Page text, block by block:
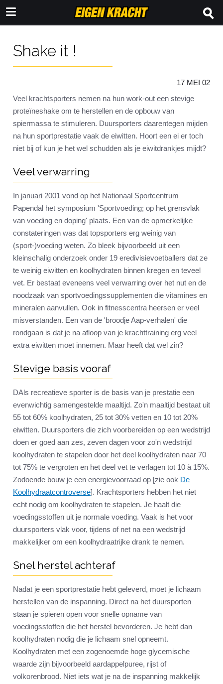
Shake it !
17 MEI 02
Veel krachtsporters nemen na hun work-out een stevige
proteïneshake om te herstellen en de opbouw van
spiermassa te stimuleren. Duursporters daarentegen mijden
na hun sportprestatie vaak de eiwitten. Hoort een ei er toch
niet bij of kun je het wel schudden als je eiwitdrankjes mijdt?
Veel verwarring
In januari 2001 vond op het Nationaal Sportcentrum
Papendal het symposium 'Sportvoeding; op het grensvlak
van voeding en doping' plaats. Een van de opmerkelijke
constateringen was dat topsporters erg weinig van
(sport-)voeding weten. Zo bleek bijvoorbeeld uit een
kleinschalig onderzoek onder 19 eredivisievoetballers dat ze
te weinig eiwitten en koolhydraten binnen kregen en teveel
vet. Er bestaat eveneens veel verwarring over het nut en de
noodzaak van sportvoedingssupplementen die vitamines en
mineralen aanvullen. Ook in fitnesscentra heersen er veel
misverstanden. Een van de 'broodje Aap-verhalen' die
rondgaan is dat je na afloop van je krachttraining erg veel
extra eiwitten moet innemen. Maar heeft dat wel zin?
Stevige basis vooraf
DAls recreatieve sporter is de basis van je prestatie een
evenwichtig samengestelde maaltijd. Zo'n maaltijd bestaat uit
55 tot 60% koolhydraten, 25 tot 30% vetten en 10 tot 20%
eiwitten. Duursporters die zich voorbereiden op een wedstrijd
doen er goed aan zes, zeven dagen voor zo'n wedstrijd
koolhydraten te stapelen door het deel koolhydraten naar 70
tot 75% te vergroten en het deel vet te verlagen tot 10 à 15%.
Zodoende bouw je een energievoorraad op [zie ook De
Koolhydraatcontroverse]. Krachtsporters hebben het niet
echt nodig om koolhydraten te stapelen. Je haalt die
voedingsstoffen uit je normale voeding. Vaak is het voor
duursporters vlak voor, tijdens of net na een wedstrijd
makkelijker om een koolhydraatrijke drank te nemen.
Snel herstel achteraf
Nadat je een sportprestatie hebt geleverd, moet je lichaam
herstellen van de inspanning. Direct na het duursporten
staan je spieren open voor snelle opname van
voedingsstoffen die het herstel bevorderen. Je hebt dan
koolhydraten nodig die je lichaam snel opneemt.
Koolhydraten met een zogenoemde hoge glycemische
waarde zijn bijvoorbeeld aardappelpuree, rijst of
volkorenbrood. Niet iets wat je na de inspanning makkelijk